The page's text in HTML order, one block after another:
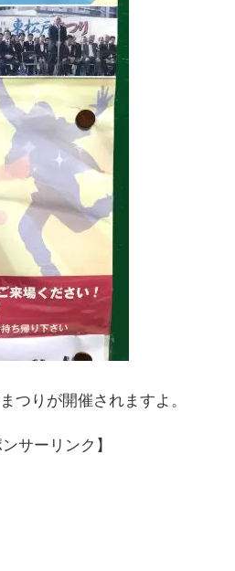
つりが開催されますよ。
サーリンク】